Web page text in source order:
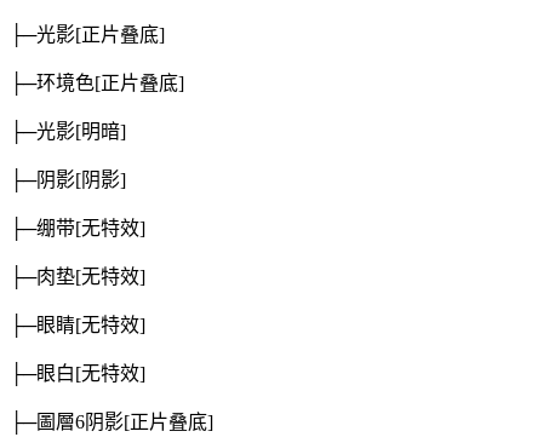
├─光影[正片叠底]
├─环境色[正片叠底]
├─光影[明暗]
├─阴影[阴影]
├─绷带[无特效]
├─肉垫[无特效]
├─眼睛[无特效]
├─眼白 [无特效]
├─圖層6阴影[正片叠底]